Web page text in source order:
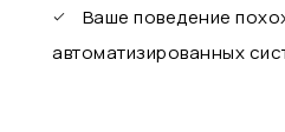
Ваше поведение
автоматизированных